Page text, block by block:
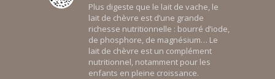
Plus digeste que le lait de vache, le
lait de chèvre est d’une grande
richesse nutritionnelle : bourré d’iode,
de phosphore, de magnésium… Le
lait de chèvre est un complément
nutritionnel, notamment pour les
enfants en pleine croissance.